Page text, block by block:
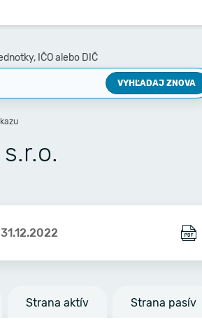
IČO alebo DIČ
VYHĽADAJ ZNOVA
Strana aktív Strana pasív